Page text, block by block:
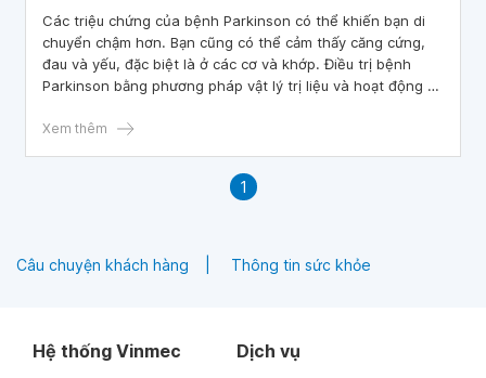
Các triệu chứng của bệnh Parkinson có thể khiến bạn di
chuyển chậm hơn. Bạn cũng có thể cảm thấy căng cứng,
đau và yếu, đặc biệt là ở các cơ và khớp. Điều trị bệnh
Parkinson bằng phương pháp vật lý trị liệu và hoạt động trị
này.
Xem thêm
1
Câu chuyện khách hàng Thông tin sức khỏe
Hệ thống Vinmec Dịch vụ